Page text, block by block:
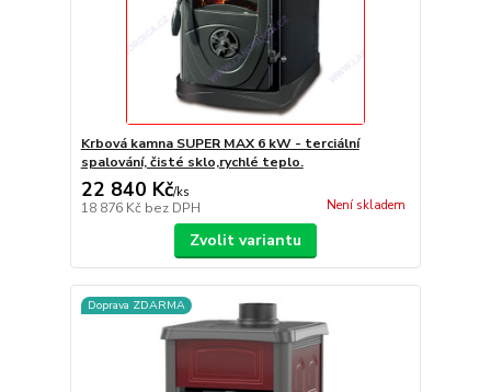
Krbová kamna SUPER MAX 6 kW - terciální
spalování, čisté sklo,rychlé teplo.
22 840 Kč/ks
18 876 Kč bez DPH Není skladem
Zvolit variantu
Doprava ZDARMA